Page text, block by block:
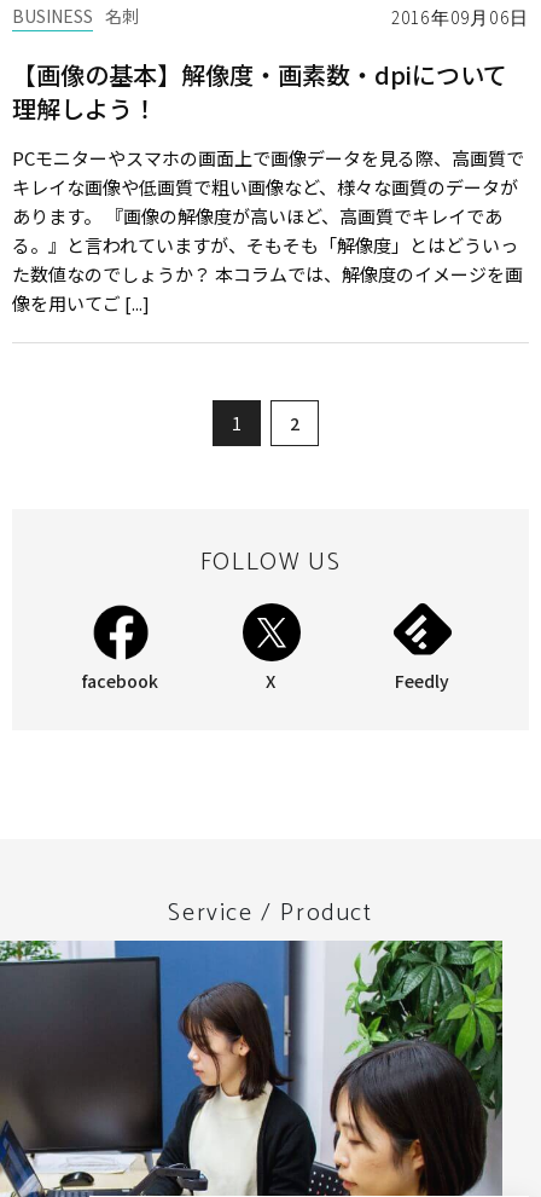
2016年09月06日
BUSINESS 名刺
【画像の基本】解像度・画素数・dpiについて
理解しよう！
PCモニターやスマホの画面上で画像データを見る際、高画質で
キレイな画像や低画質で粗い画像など、様々な画質のデータが
あります。 『画像の解像度が高いほど、高画質でキレイであ
る。』と言われていますが、そもそも「解像度」とはどういっ
た数値なのでしょうか？ 本コラムでは、解像度のイメージを画
像を用いてご [...]
1 2
FOLLOW US
facebook X Feedly
Service / Product